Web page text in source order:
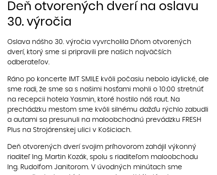
Deň otvorených dverí na oslavu
30. výročia
Oslava nášho 30. výročia vyvrcholila Dňom otvorených
dverí, ktorý sme si pripravili pre našich najväčších
odberateľov.
Ráno po koncerte IMT SMILE kvôli počasiu nebolo idylické, ale
sme radi, že sme sa s našimi hosťami mohli o 10:00 stretnúť
na recepcii hotela Yasmin, ktoré hostilo náš raut. Na
prechádzku mestom sme kvôli silnému dažďu rýchlo zabudli
a autami sa presunuli na maloobchodnú prevádzku FRESH
Plus na Strojárenskej ulici v Košiciach.
Deň otvorených dverí svojim príhovorom zahájil výkonný
riaditeľ Ing. Martin Kozák, spolu s riaditeľom maloobchodu
Ing. Rudolfom Janitorom. V úvodných minútach sme